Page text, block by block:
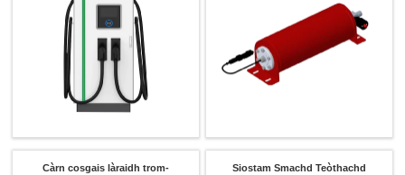
Càrn cosgais làraidh trom-
Siostam Smachd Teòthachd